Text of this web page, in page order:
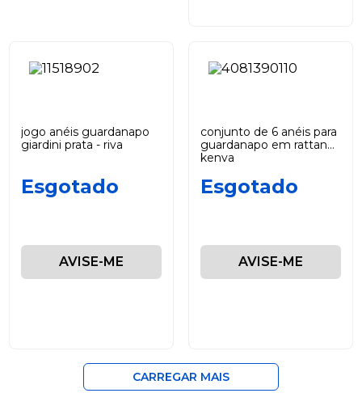
jogo anéis guardanapo
giardini prata - riva
Esgotado
AVISE-ME
conjunto de 6 anéis para
guardanapo em rattan
kenya
Esgotado
AVISE-ME
CARREGAR MAIS